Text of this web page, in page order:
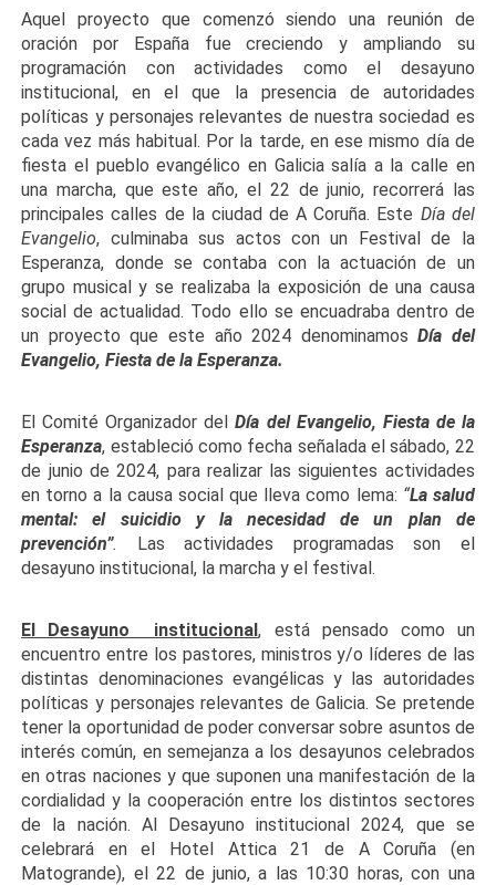
Aquel proyecto que comenzó siendo una reunión de
oración por España fue creciendo y ampliando su
programación con actividades como el desayuno
institucional, en el que la presencia de autoridades
políticas y personajes relevantes de nuestra sociedad es
cada vez más habitual. Por la tarde, en ese mismo día de
fiesta el pueblo evangélico en Galicia salía a la calle en
una marcha, que este año, el 22 de junio, recorrerá las
principales calles de la ciudad de A Coruña. Este Día del
Evangelio, culminaba sus actos con un Festival de la
Esperanza, donde se contaba con la actuación de un
grupo musical y se realizaba la exposición de una causa
social de actualidad. Todo ello se encuadraba dentro de
un proyecto que este año 2024 denominamosDía del
Evangelio, Fiesta de la Esperanza.
El Comité Organizador delDía del Evangelio, Fiesta de la
Esperanza, estableció como fecha señalada el sábado, 22
de junio de 2024, para realizar las siguientes actividades
en torno a la causa social que lleva como lema: “La salud
mental: el suicidio y la necesidad de un plan de
prevención”.
Las actividades programadas son el
desayuno institucional, la marcha y el festival.
El Desayuno institucional, está pensado como un
encuentro entre los pastores, ministros y/o líderes de las
distintas denominaciones evangélicas y las autoridades
políticas y personajes relevantes de Galicia. Se pretende
tener la oportunidad de poder conversar sobre asuntos de
interés común, en semejanza a los desayunos celebrados
en otras naciones y que suponen una manifestación de la
cordialidad y la cooperación entre los distintos sectores
de la nación. Al Desayuno institucional 2024, que se
celebrará en el Hotel Attica 21 de A Coruña (en
Matogrande), el 22 de junio, a las 10:30 horas, con una